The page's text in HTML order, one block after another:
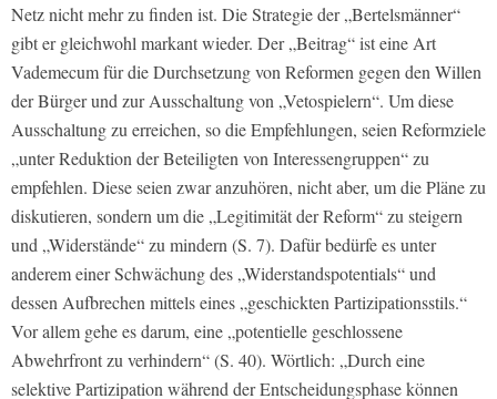
Netz nicht mehr zu finden ist. Die Strategie der „Bertelsmänner“
gibt er gleichwohl markant wieder. Der „Beitrag“ ist eine Art
Vademecum für die Durchsetzung von Reformen gegen den Willen
der Bürger und zur Ausschaltung von „Vetospielern“. Um diese
Ausschaltung zu erreichen, so die Empfehlungen, seien Reformziele
„unter Reduktion der Beteiligten von Interessengruppen“ zu
empfehlen. Diese seien zwar anzuhören, nicht aber, um die Pläne zu
diskutieren, sondern um die „Legitimität der Reform“ zu steigern
und „Widerstände“ zu mindern (S. 7). Dafür bedürfe es unter
anderem einer Schwächung des „Widerstandspotentials“ und
dessen Aufbrechen mittels eines „geschickten Partizipationsstils.“
Vor allem gehe es darum, eine „potentielle geschlossene
Abwehrfront zu verhindern“ (S. 40). Wörtlich: „Durch eine
selektive Partizipation während der Entscheidungsphase können